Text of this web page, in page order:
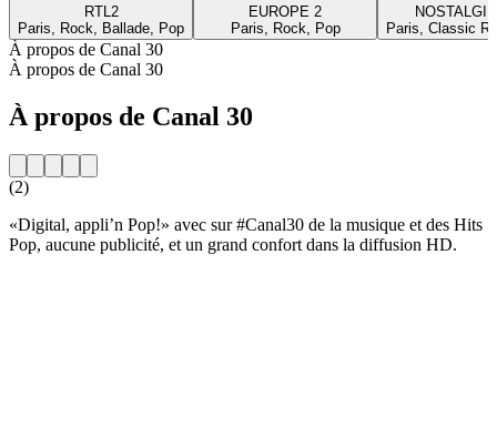
RTL2
Paris, Rock, Ballade, Pop
EUROPE 2
Paris, Rock, Pop
Paris, Classic
À propos de Canal 30
À propos de Canal 30
À propos de Canal 30
(2)
«Digital, appli’n Pop!» avec sur #Canal30 de la musique et des Hits
Pop, aucune publicité, et un grand confort dans la diffusion HD.